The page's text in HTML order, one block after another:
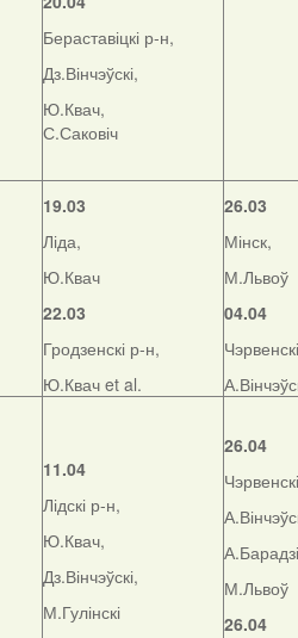
Бераставіцкі р-н,
Дз.Вінчэўскі,
Ю.Квач,
С.Саковіч
19.03
Ліда,
Ю.Квач
22.03
Гродзенскі р-н,
Ю.Квач et al.
26.03
Мінск,
М.Львоў
04.04
11.04
Лідскі р-н,
Ю.Квач,
Дз.Вінчэўскі,
М.Гулінскі
26.04
М.Львоў
26.04